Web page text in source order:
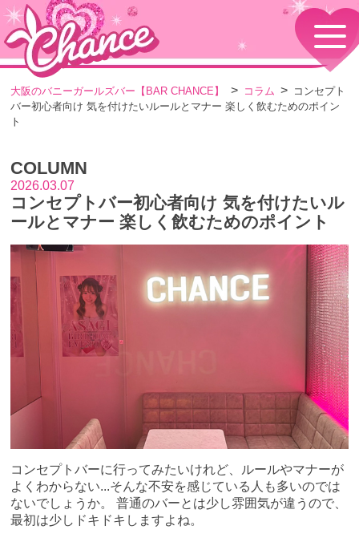
HOME
TOPページ
コンセプト
GIRLS
メニュー・料金
EVENTS
店舗情報・よくある質問
VISITORS TO JAPAN
外国人観光客向け
大阪のバニーガールズバー【BAR CHANCE】 コラム
コンセプト
バー初心者向け 気を付けたいルールとマナー 楽しく飲むためのポイン
ト
COLUMN
2026.03.07
コンセプトバー初心者向け 気を付けたいル
ールとマナー 楽しく飲むためのポイント
コンセプトバーに行ってみたいけれど、ルールやマナーが
よくわからない...そんな不安を感じている人も多いのでは
ないでしょうか。 普通のバーとは少し雰囲気が違うので、
最初は少しドキドキしますよね。